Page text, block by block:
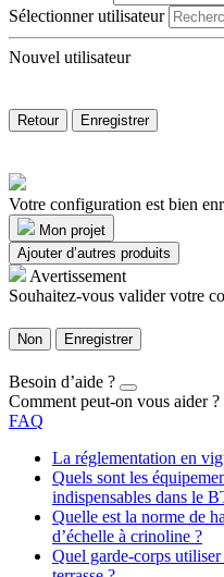
Sélectionner utilisateur
Nouvel utilisateur
Retour Enregistrer
Votre configuration est bien
Mon projet
Ajouter d’autres produits
Avertissement
Souhaitez-vous valider votre
Non Enregistrer
Besoin d’aide ?
Comment peut-on vous aider ?
FAQ
La réglementation en
Quels sont les
indispensables dans le
Quelle est la norme de
d’échelle à crinoline ?
Quel garde-corps